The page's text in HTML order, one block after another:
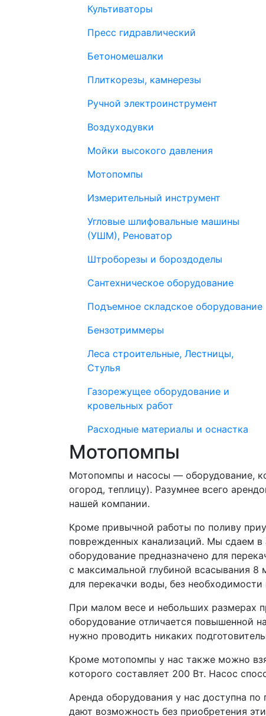
Культиваторы
Пресс гидравлический
Бетономешалки
Плиткорезы, камнерезы
Ручной электроинструмент
Воздуходувки
Мойки высокого давления
Мотопомпы
Измерительный инструмент
Угловые шлифовальные машины
(УШМ), Реноватор
Штроборезы и бороздоделы
Сантехническое оборудование
Подъемное складское оборудование
Бензотриммеры
Леса строительные, Лестницы,
Стулья
Газорежущее оборудование и
кровельных работ
Расходные материалы и оснастка
Мотопомпы
Мотопомпы и насосы — оборудование,
огород, теплицу). Разумнее всего
нашей компании.
Кроме привычной работы по поливу
поврежденных канализаций. Мы сдаем в
оборудование предназначено для
с максимальной глубиной всасывания
для перекачки воды, без
При малом весе и небольших размерах
оборудование отличается повышенной
нужно проводить никаких
Кроме мотопомпы у нас также можно
которого составляет 200 Вт. Насос
Аренда оборудования у нас доступна
дают возможность без приобретения